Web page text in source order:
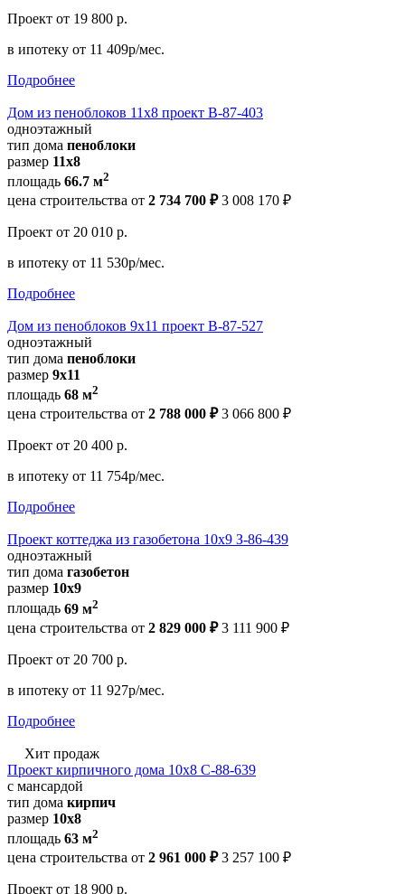
Проект от 19 800 р.
в ипотеку от 11 409р/мес.
Подробнее
Дом из пеноблоков 11х8 проект В-87-403
одноэтажный
тип дома пеноблоки
размер 11х8
площадь 66.7 м2
цена строительства от 2 734 700 ₽ 3 008 170 ₽
Проект от 20 010 р.
в ипотеку от 11 530р/мес.
Подробнее
Дом из пеноблоков 9х11 проект В-87-527
одноэтажный
тип дома пеноблоки
размер 9х11
площадь 68 м2
цена строительства от 2 788 000 ₽ 3 066 800 ₽
Проект от 20 400 р.
в ипотеку от 11 754р/мес.
Подробнее
Проект коттеджа из газобетона 10х9 З-86-439
одноэтажный
тип дома газобетон
размер 10х9
площадь 69 м2
цена строительства от 2 829 000 ₽ 3 111 900 ₽
Проект от 20 700 р.
в ипотеку от 11 927р/мес.
Подробнее
Хит продаж
Проект кирпичного дома 10х8 С-88-639
с мансардой
тип дома кирпич
размер 10x8
площадь 63 м2
цена строительства от 2 961 000 ₽ 3 257 100 ₽
Проект от 18 900 р.